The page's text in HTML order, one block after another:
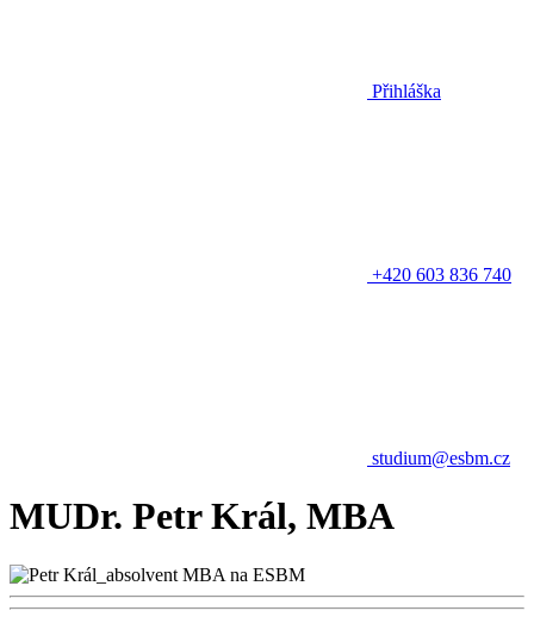
Přihláška
+420 603 836 740
studium@esbm.cz
MUDr. Petr Král, MBA